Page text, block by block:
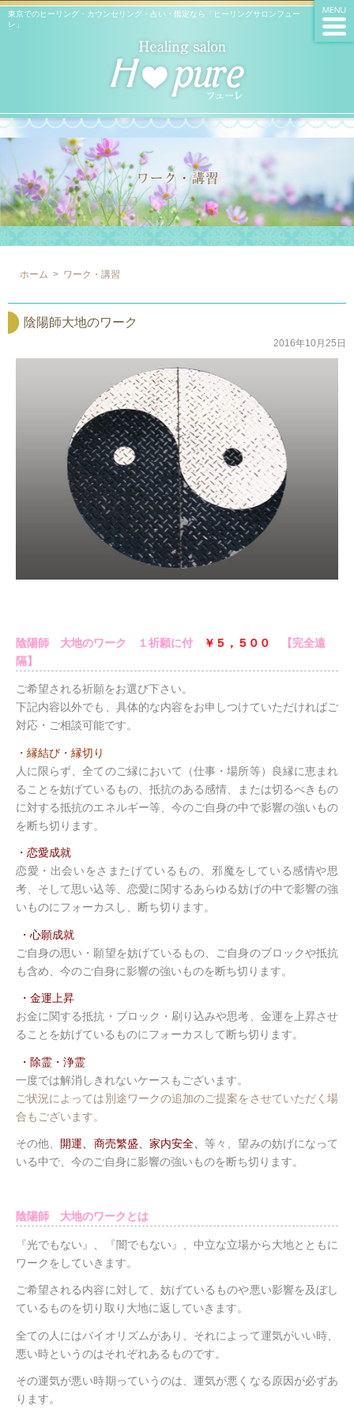
東京でのヒーリング・カウンセリング・占い・鑑定なら「ヒーリングサロンフュー
レ」
ホーム > ワーク・講習
陰陽師大地のワーク
2016年10月25日
陰陽師 大地のワーク １祈願に付 ￥５，５００
【完全遠
隔】
ご希望される祈願をお選び下さい。
下記内容以外でも、具体的な内容をお申しつけていただければご
対応・ご相談可能です。
・縁結び・縁切り
人に限らず、全てのご縁において（仕事・場所等）良縁に恵まれ
ることを妨げているもの、抵抗のある感情、または切るべきもの
に対する抵抗のエネルギー等、今のご自身の中で影響の強いもの
を断ち切ります。
・恋愛成就
恋愛・出会いをさまたげているもの、邪魔をしている感情や思
考、そして思い込等、恋愛に関するあらゆる妨げの中で影響の強
いものにフォーカスし、断ち切ります。
・心願成就
ご自身の思い・願望を妨げているもの、ご自身のブロックや抵抗
も含め、今のご自身に影響の強いものを断ち切ります。
・金運上昇
お金に関する抵抗・ブロック・刷り込みや思考、金運を上昇させ
ることを妨げているものにフォーカスして断ち切ります。
・除霊・浄霊
一度では解消しきれないケースもございます。
ご状況によっては別途ワークの追加のご提案をさせていただく場
合もございます。
その他、 開運、 商売繁盛、 家内安全、等々、望みの妨げになって
いる中で、今のご自身に影響の強いものを断ち切ります。
陰陽師 大地のワークとは
『光でもない』、『闇でもない』、中立な立場から大地とともに
ワークをしていきます。
ご希望される内容に対して、妨げているものや悪い影響を及ぼし
ているものを切り取り大地に返していきます。
全ての人にはバイオリズムがあり、それによって運気がいい時、
悪い時というのはそれぞれあるものです。
その運気が悪い時期っていうのは、運気が悪くなる原因が必ずあ
ります。